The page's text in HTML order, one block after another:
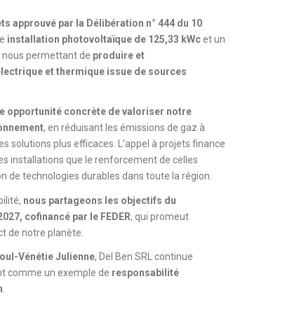
approuvé par la Délibération n° 444 du 10
installation photovoltaïque de 125,33 kWcet un
nous permettant de produire et
et thermique issue de sources
opportunité concrète de valoriser notre
, en réduisant les émissions de gaz à
solutions plus efficaces. L’appel à projets finance
installations que le renforcement de celles
de technologies durables dans toute la région.
nous partageons les objectifs du
cofinancé par le FEDER, qui promeut
de notre planète.
Vénétie Julienne, Del Ben SRL continue
comme un exemple de responsabilité
.